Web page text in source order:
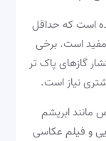
است که حداقل
مفید است. برخی
گازهای پاک تر
نیاز است.
مانند ابریشم
و فیلم عکاسی